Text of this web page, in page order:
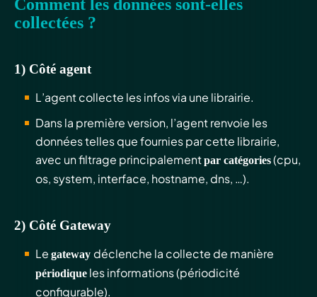
Comment les données sont-elles
collectées ?
1) Côté agent
L’agent collecte les infos via une librairie.
Dans la première version, l’agent renvoie les
données telles que fournies par cette librairie,
avec un filtrage principalementpar catégories(cpu,
os, system, interface, hostname, dns, …).
2) Côté Gateway
Le gateway déclenche la collecte de manière
périodique les informations (périodicité
configurable).